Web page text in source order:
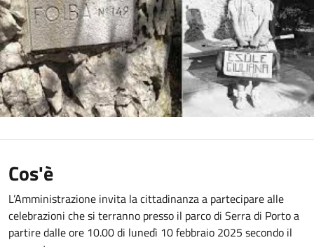
Cos'è
L’Amministrazione invita la cittadinanza a partecipare alle
celebrazioni che si terranno presso il parco di Serra di Porto a
partire dalle ore 10.00 di lunedì 10 febbraio 2025 secondo il